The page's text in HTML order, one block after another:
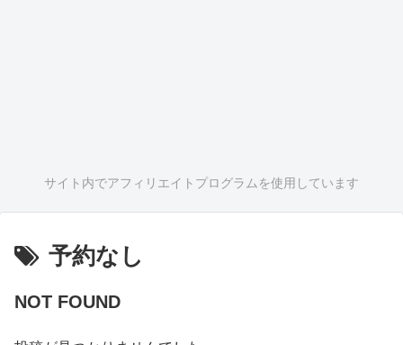
サイト内でアフィリエイトプログラムを使用しています
予約なし
NOT FOUND